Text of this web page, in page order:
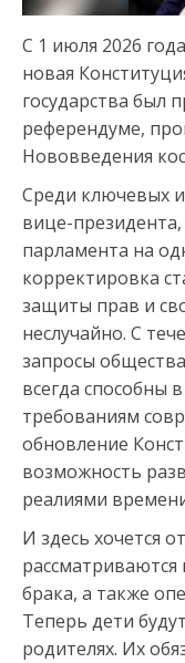
С 1 июля 2026
новая
государства был
референдуме,
Нововведения
Среди ключевых
вице-
парламента на
корректировка
защиты прав и
неслучайно. С
запросы
всегда способны
требованиям
обновление
возможность
реалиями
И здесь хочется
брака, а также
Теперь дети
родителях. Их